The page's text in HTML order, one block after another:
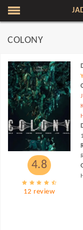
COLONY
4.8
12 review